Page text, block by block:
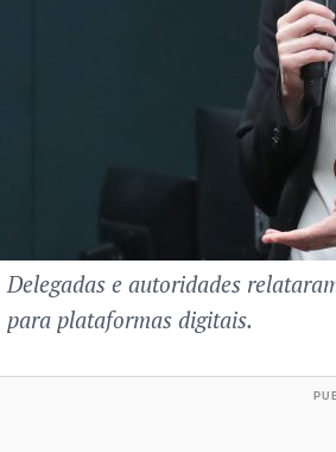
Delegadas e autoridades
para plataformas digitais.